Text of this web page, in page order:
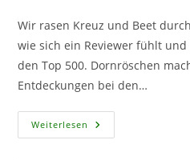
Wir rasen Kreuz und Beet
wie sich ein Reviewer fühlt
den Top 500. Dornröschen
Entdeckungen bei den…
Weiterlesen CF289
–